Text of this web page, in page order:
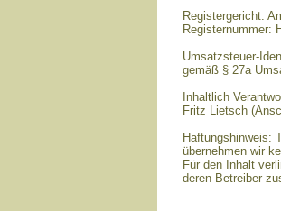
Registergericht:
Registernummer:
Umsatzsteuer-
gemäß § 27a
Inhaltlich
Fritz Lietsch
Haftungshinweis:
übernehmen wir
Für den Inhalt
deren Betreiber